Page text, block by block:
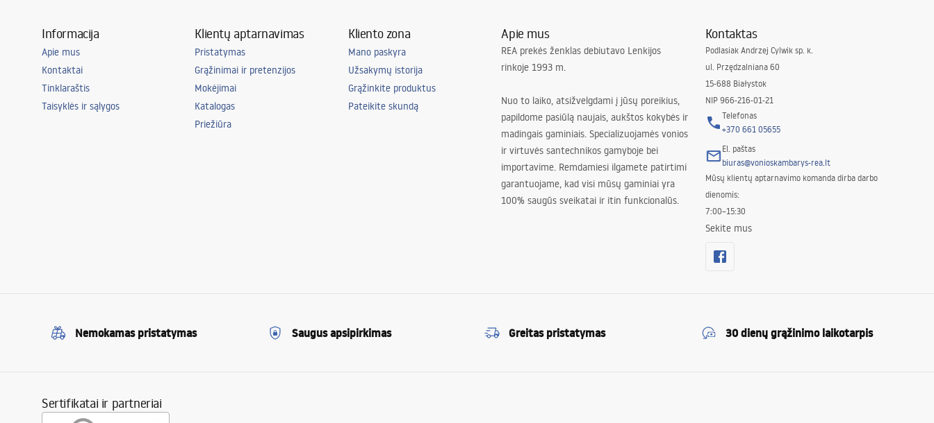
Informacija
Apie mus
Kontaktai
Tinklaraštis
Taisyklės ir sąlygos
Klientų aptarnavimas
Pristatymas
Grąžinimai ir pretenzijos
Mokėjimai
Katalogas
Priežiūra
Kliento zona
Mano paskyra
Užsakymų istorija
Grąžinkite produktus
Pateikite skundą
Apie mus
REA prekės ženklas debiutavo Lenkijos
rinkoje 1993 m.
Nuo to laiko, atsižvelgdami į jūsų poreikius,
papildome pasiūlą naujais, aukštos kokybės ir
madingais gaminiais. Specializuojamės vonios
ir virtuvės santechnikos gamyboje bei
importavime. Remdamiesi ilgamete patirtimi
garantuojame, kad visi mūsų gaminiai yra
100% saugūs sveikatai ir itin funkcionalūs.
Kontaktas
Podlasiak Andrzej Cylwik sp. k.
ul. Przędzalniana 60
15-688 Białystok
NIP 966-216-01-21
Telefonas
+370 661 05655
El. paštas
biuras@vonioskambarys-rea.lt
Mūsų klientų aptarnavimo komanda dirba darbo
dienomis:
7:00–15:30
Sekite mus
Nemokamas pristatymas Saugus apsipirkimas Greitas pristatymas 30 dienų grąžinimo laikotarpis
Sertifikatai ir partneriai